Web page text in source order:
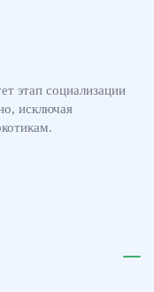
этап социализации
исключая